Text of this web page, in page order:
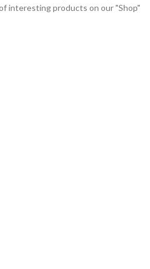
interesting products on our "Shop"